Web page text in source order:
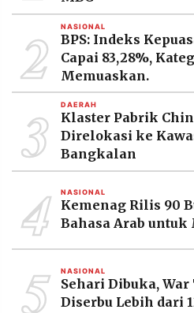
©
Resolusi.co
2026
RESOLUSI
MEDIA
PRAMUDITA
2 NASIONAL
BPS: Indeks
Capai 83,28%,
Memuaskan.
3 DAERAH
Klaster Pabrik
Direlokasi ke
Bangkalan
4 NASIONAL
Kemenag Rilis 90
Bahasa Arab untuk
5 NASIONAL
Sehari Dibuka,
Diserbu Lebih dari